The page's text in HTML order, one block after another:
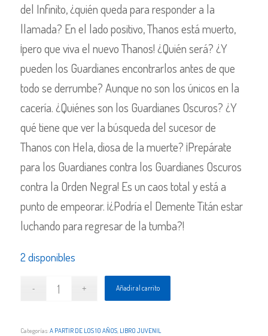
del Infinito, ¿quién queda para responder a la
llamada? En el lado positivo, Thanos está muerto,
¡pero que viva el nuevo Thanos! ¿Quién será? ¿Y
pueden los Guardianes encontrarlos antes de que
todo se derrumbe? Aunque no son los únicos en la
cacería. ¿Quiénes son los Guardianes Oscuros? ¿Y
qué tiene que ver la búsqueda del sucesor de
Thanos con Hela, diosa de la muerte? ¡Prepárate
para los Guardianes contra los Guardianes Oscuros
contra la Orden Negra! Es un caos total y está a
punto de empeorar. ¡¿Podría el Demente Titán estar
luchando para regresar de la tumba?!
2 disponibles
Añadir al carrito
Categorías:A PARTIR DE LOS 10 AÑOS, LIBRO JUVENIL